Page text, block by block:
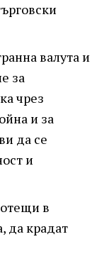
валута и
за
чрез
и за
да се
и
в
да крадат